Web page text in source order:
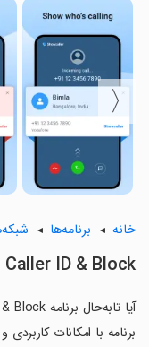
〈
خانه برنامه‌ها
ID & Block
برنامه با امکانات